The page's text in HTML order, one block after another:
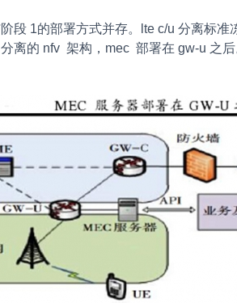
段 1的部署方式并存。lte c/u 分离标准
离的 nfv 架构，mec 部署在 gw-u 之